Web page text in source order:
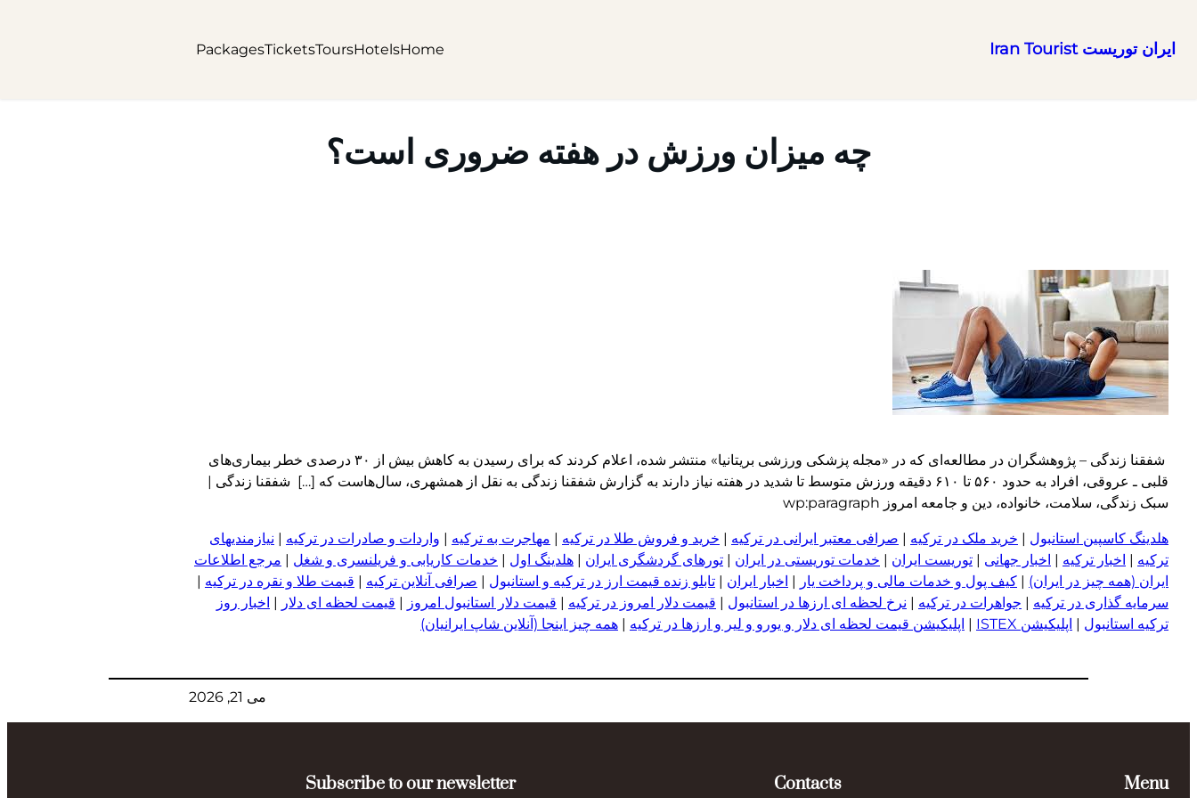
ایران توریست Iran Tourist Home
Hotels
Tours
Tickets
Packages
چه میزان ورزش در هفته ضروری است؟
شفقنا زندگی – پژوهشگران در مطالعه‌ای که در «مجله پزشکی ورزشی بریتانیا» منتشر شده، اعلام کردند که برای رسیدن به کاهش بیش از ۳۰ درصدی خطر بیماری‌های
قلبی ـ عروقی، افراد به حدود ۵۶۰ تا ۶۱۰ دقیقه ورزش متوسط تا شدید در هفته نیاز دارند به گزارش شفقنا زندگی به نقل از همشهری، سال‌هاست که […] شفقنا زندگی |
سبک زندگی، سلامت، خانواده، دین و جامعه امروز wp:paragraph
هلدینگ کاسپین استانبول | خرید ملک در ترکیه | صرافی معتبر ایرانی در ترکیه | خرید و فروش طلا در ترکیه | مهاجرت به ترکیه | واردات و صادرات در ترکیه | نیازمندیهای
ترکیه | اخبار ترکیه | اخبار جهانی | توریست ایران | خدمات توریستی در ایران | تورهای گردشگری ایران | هلدینگ اول | خدمات کاریابی و فریلنسری و شغل | مرجع اطلاعات
ایران (همه چیز در ایران) | کیف پول و خدمات مالی و پرداخت یار | اخبار ایران | تابلو زنده قیمت ارز در ترکیه و استانبول | صرافی آنلاین ترکیه | قیمت طلا و نقره در ترکیه |
سرمایه گذاری در ترکیه | جواهرات در ترکیه | نرخ لحظه ای ارزها در استانبول | قیمت دلار امروز در ترکیه | قیمت دلار استانبول امروز | قیمت لحظه ای دلار | اخبار روز
ترکیه استانبول | اپلیکیشن ISTEX | اپلیکیشن قیمت لحظه ای دلار و یورو و لیر و ار زها در ترکیه | همه چیز اینجا (آنلاین شاپ ایرانیان)
می 21, 2026
Menu
Contacts
Subscribe to our newsletter